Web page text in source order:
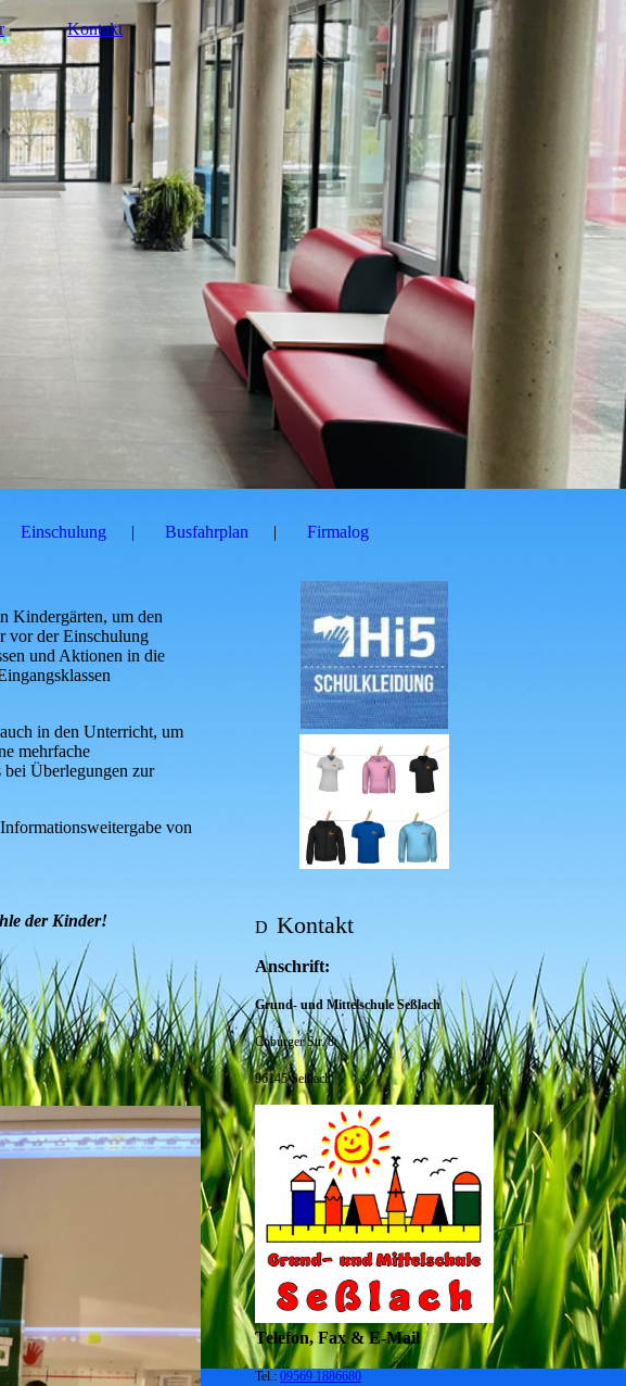
Kontakt
Einschulung Busfahrplan Firmalog
Kindergärten, um den
vor der Einschulung
und Aktionen in die
in den Unterricht, um
mehrfache
Überlegungen zur
von
der Kinder! D Kontakt
Anschrift:
Grund- und Mittelschule Seßlach
Coburger Str. 8
96145 Seßlach
Telefon, Fax & E-Mail
Tel.: 09569 1886680